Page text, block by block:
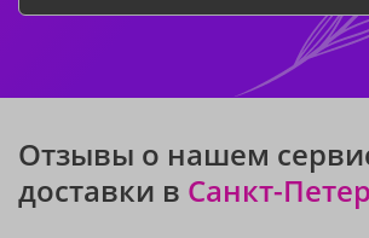
Отзывы о нашем
доставки в Санкт-